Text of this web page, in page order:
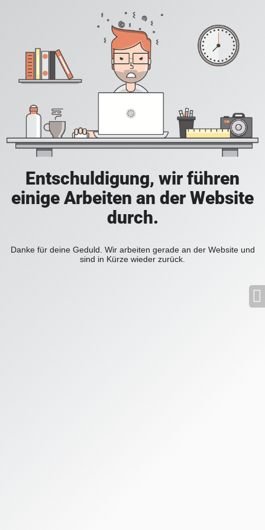
Entschuldigung, wir führen
einige Arbeiten an der Website
durch.
Danke für deine Geduld. Wir arbeiten gerade an der Website und
sind in Kürze wieder zurück.